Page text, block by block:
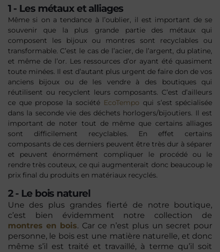
1 - Les métaux et alliages
Même si on a tendance à l’oublier, il est important de se
souvenir que la plus grande partie des métaux qui
composent les bijoux ou montres sont recyclables ou
transformable. C’est le cas de l’acier, de l’argent, du platine,
et même de l’or. Les ressources d’or ayant été quasiment
toute minées. Il est d’autant plus urgent de faire don de vos
anciens bijoux ou de les vendre à des boutiques qui
réutilisent ou recyclent leurs composants. C’est d’ailleurs
ce que propose la société EcoTempo qui s’est spécialisée
dans la seconde vie des déchets horlogers/bijoutiers. Il est
important de noter tout de même que certains alliages
sont difficilement recyclables. En effet certains
composants de ces derniers peuvent être très dur à séparer
et peuvent énormément compliquer le procédé ou le
rendre très couteux, ce qui augmenterait donc beaucoup le
prix final du produits en matériaux recyclés.
2 - Le bois naturel
Une des plus grandes fierté de notre boutique,
c’est bien évidemment notre collection de
montres en bois. Car ce n’est plus un secret pour
personne, le bois est une matière naturelle, et donc
même s’il est traité et travaillé, à terme qu’il soit